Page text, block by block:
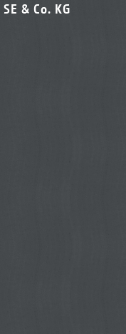
& Co. KG